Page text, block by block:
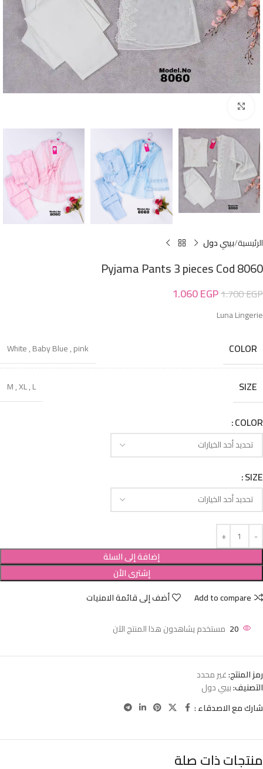
الرئيسية بيبي دول
Pyjama Pants 3 pieces Cod 8060
1.700EGP
1.060EGP
Luna Lingerie
COLOR
White,Baby Blue,pink
SIZE
M,XL,L
COLOR
SIZE
إضافة إلى السلة
إشترى الأن
Add to compare
أضف إلى قائمة الامنيات
20 مستخدم يشاهدون هذا المنتج الآن
رمز المنتج:غير محدد
التصنيف:بيبي دول
شارك مع الاصدقاء :
منتجات ذات صلة